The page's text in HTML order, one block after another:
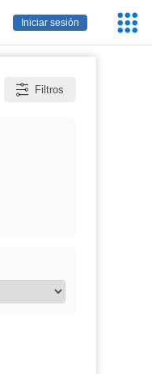
Iniciar sesión
Filtros